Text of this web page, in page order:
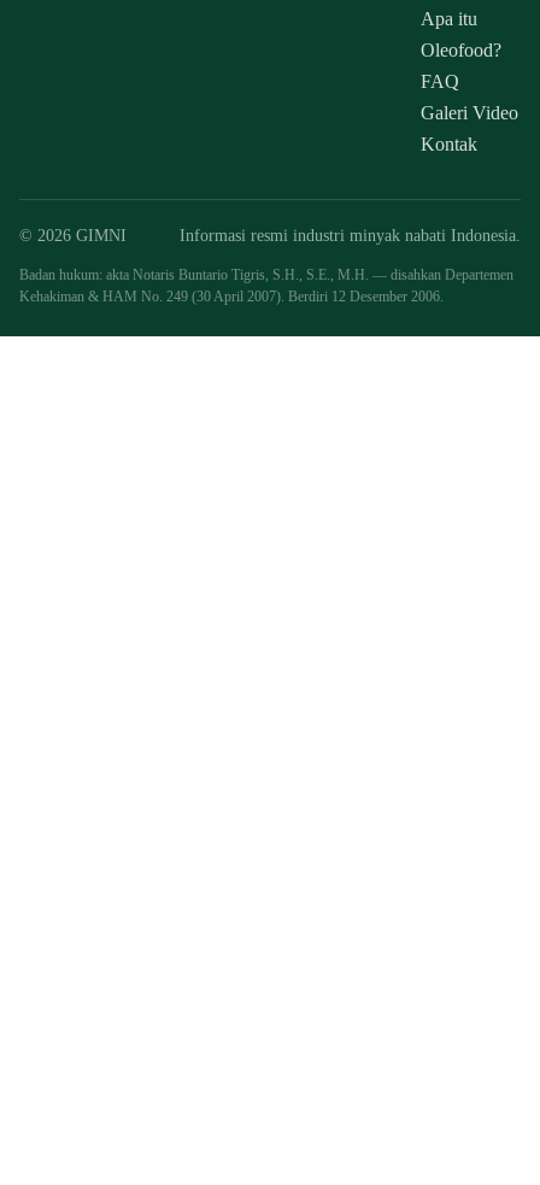
Apa itu
Oleofood?
FAQ
Galeri Video
Kontak
© 2026 GIMNI Informasi resmi industri minyak nabati Indonesia.
Badan hukum: akta Notaris Buntario Tigris, S.H., S.E., M.H. — disahkan Departemen
Kehakiman & HAM No. 249 (30 April 2007). Berdiri 12 Desember 2006.